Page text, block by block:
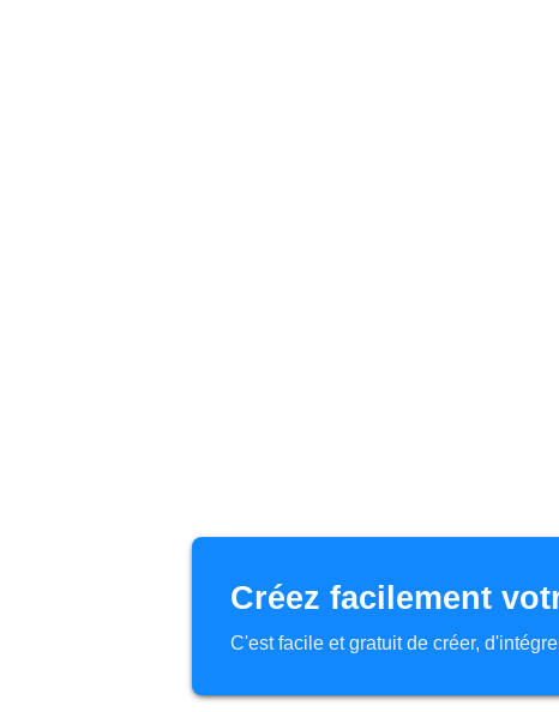
Créez facilement
C'est facile et gratuit de créer,